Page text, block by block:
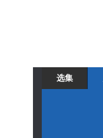
选集